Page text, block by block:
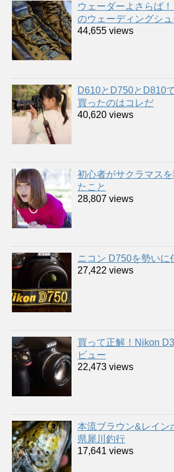
ウェーダーよさらば
のウェーディングシ
44,655 views
D610とD750とD810
買ったのはコレだ
40,620 views
初心者がサクラマス
たこと
28,807 views
ニコン D750を勢いに
27,422 views
買って正解！Nikon
ビュー
22,473 views
本流ブラウン&レイン
県犀川釣行
17,641 views